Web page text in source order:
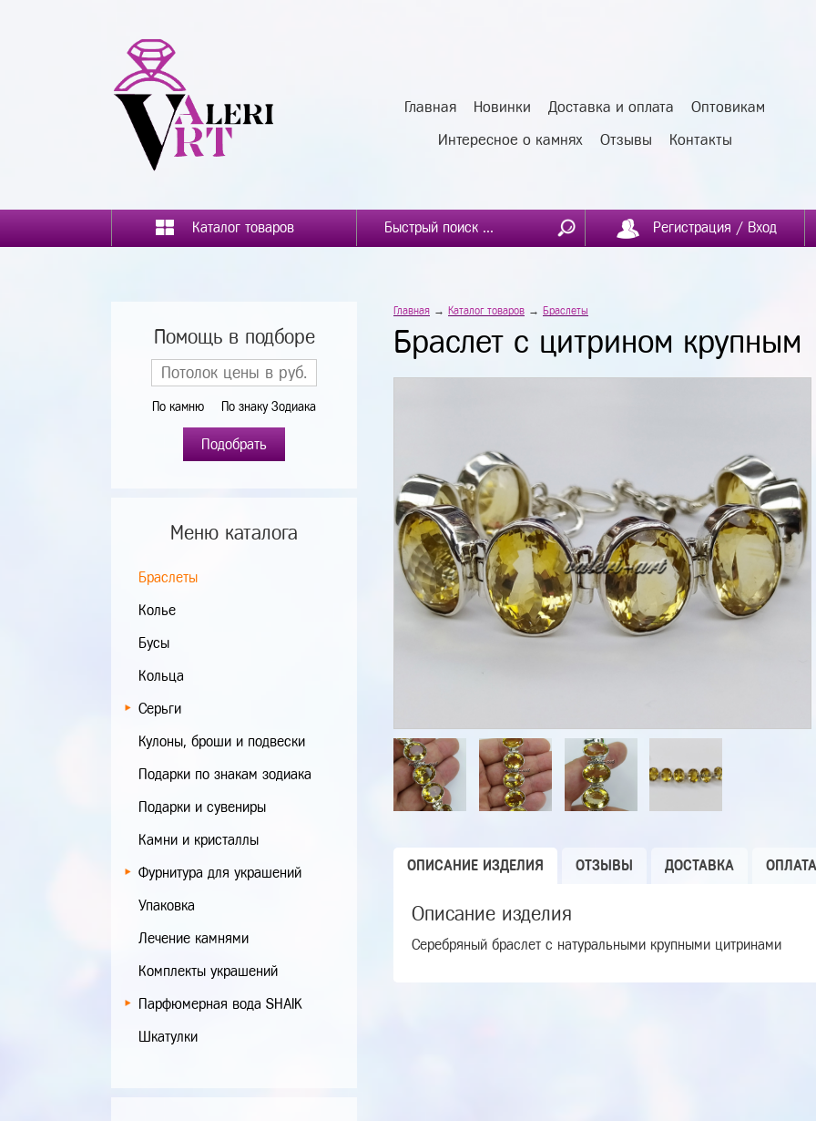
Главная Новинки Доставка и оплата Оптовикам
Интересное о камнях Отзывы Контакты
Каталог товаров Регистрация / Вход
Помощь в подборе
По камню По знаку Зодиака
Подобрать
Меню каталога
Браслеты
Колье
Бусы
Кольца
Серьги
Кулоны, броши и подвески
Подарки по знакам зодиака
Подарки и сувениры
Камни и кристаллы
Фурнитура для украшений
Упаковка
Лечение камнями
Комплекты украшений
Парфюмерная вода SHAIK
Шкатулки
Главная → Каталог товаров → Браслеты
Браслет с цитрином крупным
ОПИСАНИЕ ИЗДЕЛИЯ ОТЗЫВЫ ДОСТАВКА ОПЛАТА
Описание изделия
Серебряный браслет с натуральными крупными цитринами